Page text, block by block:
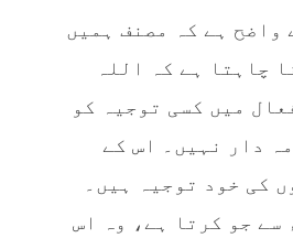
واضح ہے کہ مصنف ہمیں
چاہتا ہے کہ اللہ
میں کسی توجیہ کو
دار نہیں۔ اس کے
کی خود توجیہ ہیں۔
سے جو کرتا ہے، وہ اس